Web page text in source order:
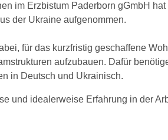
im Erzbistum Paderborn gGmbH
der Ukraine aufgenommen.
für das kurzfristig geschaffene
aufzubauen. Dafür
in Deutsch und Ukrainisch.
und idealerweise Erfahrung in der